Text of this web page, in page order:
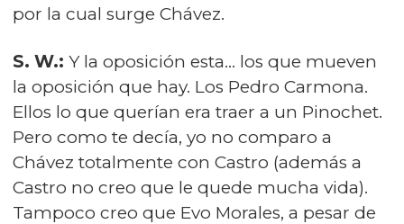
por la cual surge Chávez.
S. W.: Y la oposición esta… los que mueven
la oposición que hay. Los Pedro Carmona.
Ellos lo que querían era traer a un Pinochet.
Pero como te decía, yo no comparo a
Chávez totalmente con Castro (además a
Castro no creo que le quede mucha vida).
Tampoco creo que Evo Morales, a pesar de